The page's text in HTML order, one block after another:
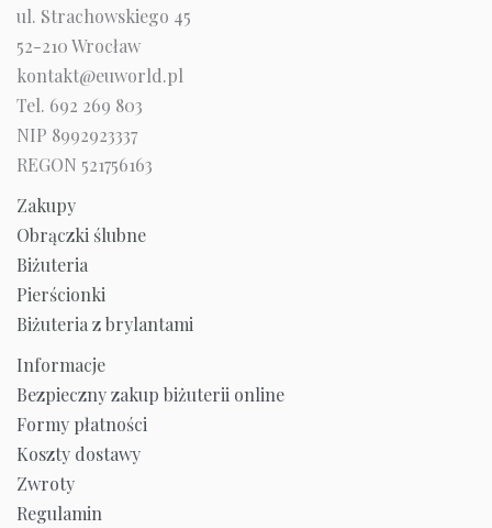
ul. Strachowskiego 45
52-210 Wrocław
kontakt@euworld.pl
Tel. 692 269 803
NIP 8992923337
REGON 521756163
Zakupy
Obrączki ślubne
Biżuteria
Pierścionki
Biżuteria z brylantami
Informacje
Bezpieczny zakup biżuterii online
Formy płatności
Koszty dostawy
Zwroty
Regulamin